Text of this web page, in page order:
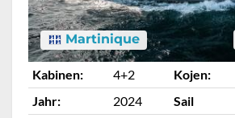
Martinique
Kabinen: 4+2 Kojen:
Jahr:
2024 Sail